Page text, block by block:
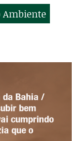
Ambiente